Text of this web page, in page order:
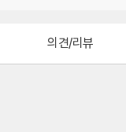
의견/리뷰